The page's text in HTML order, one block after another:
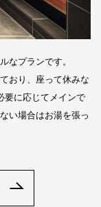
なプランです。
おり、座って休みな
要に応じてメインで
い場合はお湯を張っ